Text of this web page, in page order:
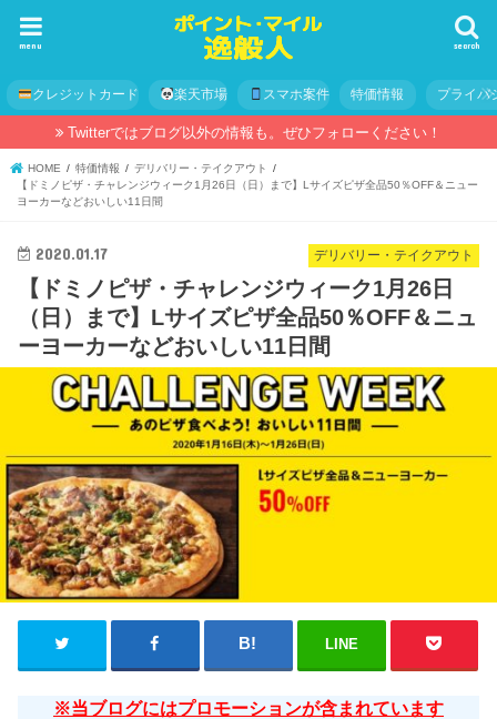
search
menu
クレジットカード 楽天市場 スマホ案件 特価情報 プライバ
Twitterではブログ以外の情報も。ぜひフォローください！
HOME 特価情報
デリバリー・テイクアウト
【ドミノピザ・チャレンジウィーク1月26日（日）まで】Lサイズピザ全品50％OFF＆ニュー
ヨーカーなどおいしい11日間
デリバリー・テイクアウト
2020.01.17
【ドミノピザ・チャレンジウィーク1月26日
（日）まで】Lサイズピザ全品50％OFF＆ニュ
ーヨーカーなどおいしい11日間
LINE
※当ブログにはプロモーションが含まれています